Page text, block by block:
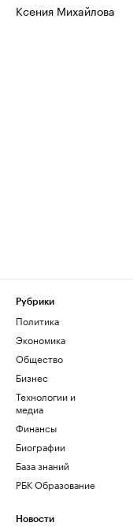
Ксения Михайлова
Рубрики
Политика
Экономика
Общество
Бизнес
Технологии и
медиа
Финансы
Биографии
База знаний
РБК Образование
Новости